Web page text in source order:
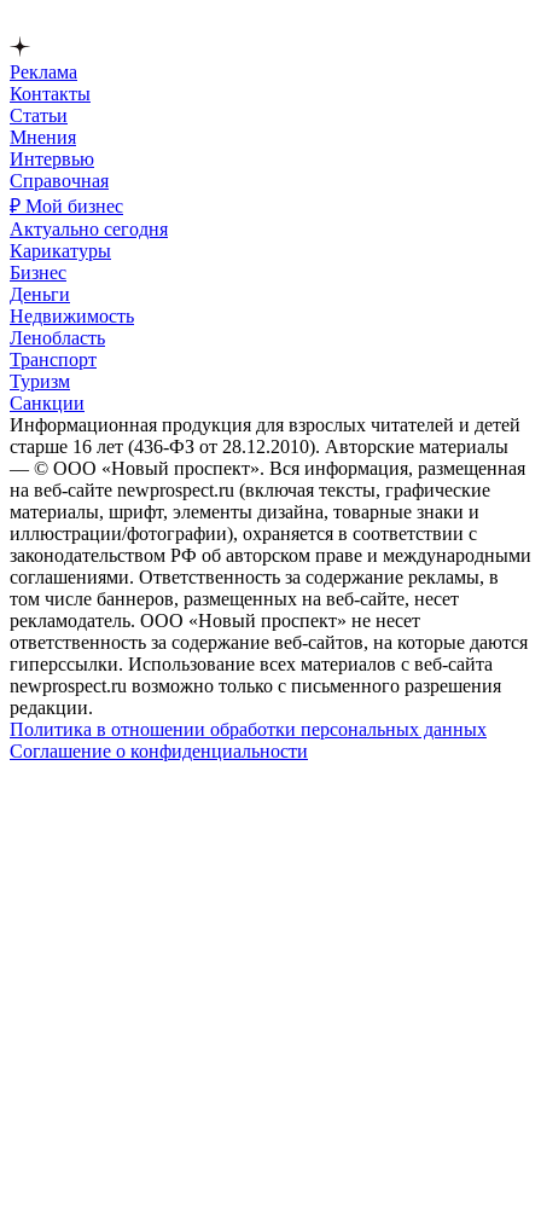
Реклама
Контакты
Статьи
Мнения
Интервью
Справочная
₽ Мой бизнес
Актуально сегодня
Карикатуры
Бизнес
Деньги
Недвижимость
Ленобласть
Транспорт
Туризм
Санкции
Информационная продукция для взрослых читателей и детей
старше 16 лет (436-ФЗ от 28.12.2010). Авторские материалы
— © ООО «Новый проспект». Вся информация, размещенная
на веб-сайте newprospect.ru (включая тексты, графические
материалы, шрифт, элементы дизайна, товарные знаки и
иллюстрации/фотографии), охраняется в соответствии с
законодательством РФ об авторском праве и международными
соглашениями. Ответственность за содержание рекламы, в
том числе баннеров, размещенных на веб-сайте, несет
рекламодатель. ООО «Новый проспект» не несет
ответственность за содержание веб-сайтов, на которые даются
гиперссылки. Использование всех материалов с веб-сайта
newprospect.ru возможно только с письменного разрешения
редакции.
Политика в отношении обработки персональных данных
Соглашение о конфиденциальности